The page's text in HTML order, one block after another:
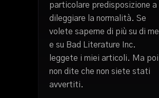
particolare predisposizione a
dileggiare la normalità. Se
volete saperne di più su di me
e su Bad Literature Inc.
leggete i miei articoli. Ma poi
non dite che non siete stati
avvertiti.